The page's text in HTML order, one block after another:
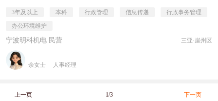
3年及以上 本科 行政管理 信息传递
行政事务管理
办公环境维护
宁波明科机电 民营 三亚·崖州区
余女士 人事经理
上一页 1/3 下一页